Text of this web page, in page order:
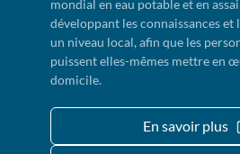
mondial en eau potable et en
développant les connaissances et
un niveau local, afin que les
puissent elles-mêmes mettre en
domicile.
En savoir plus